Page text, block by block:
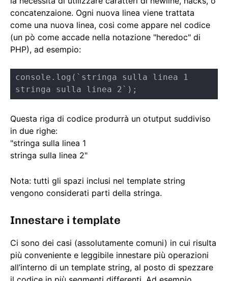
concatenzaione. Ogni nuova linea viene trattata
come una nuova linea, cosi come appare nel codice
(un pò come accade nella notazione "heredoc" di
PHP), ad esempio:
console.log(`stringa sulla linea 1
stringa sulla linea 2`);
Questa riga di codice produrrà un otutput suddiviso
in due righe:
"stringa sulla linea 1
stringa sulla linea 2"
Nota: tutti gli spazi inclusi nel template string
vengono considerati parti della stringa.
Innestare i template
Ci sono dei casi (assolutamente comuni) in cui risulta
più conveniente e leggibile innestare più operazioni
all’interno di un template string, al posto di spezzare